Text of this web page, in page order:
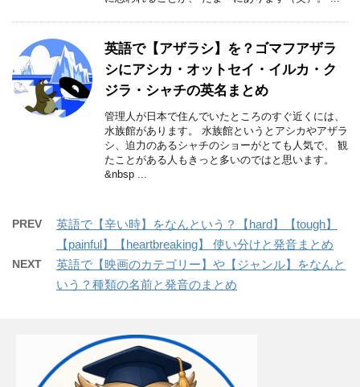
英語で【アザラシ】を？ゴマフアザラ
シにアシカ・オットセイ・イルカ・ク
ジラ・シャチの英名まとめ
管理人が日本で住んでいたところのすぐ近くには、
水族館があります。 水族館というとアシカやアザラ
シ、迫力のあるシャチのショーがとても人気で、 観
たことがある人もきっと多いのではと思います。
&nbsp ...
PREV
英語で【辛い時】をなんという？【hard】【tough】
【painful】【heartbreaking】 使い分けと発音まとめ
NEXT
英語で【映画のカテゴリー】や【ジャンル】をなんと
いう？種類の名前と発音のまとめ